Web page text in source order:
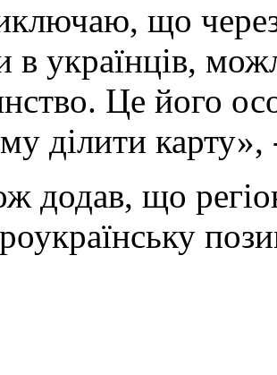
що
в українців,
Це його
ділити
додав, що